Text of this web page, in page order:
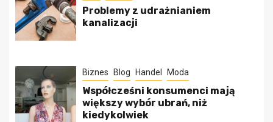
Problemy z udrażnianiem
kanalizacji
Biznes Blog Handel Moda
Współcześni konsumenci mają
większy wybór ubrań, niż
kiedykolwiek